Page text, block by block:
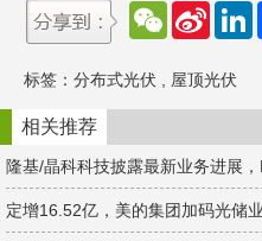
W
e
a
t
S
a
W
e
b
o
L
d
n
标签： 分布式光伏 屋顶光伏
相关推荐
隆基/晶科科技披露最新业务进展
定增16.52亿，美的集团加码光储